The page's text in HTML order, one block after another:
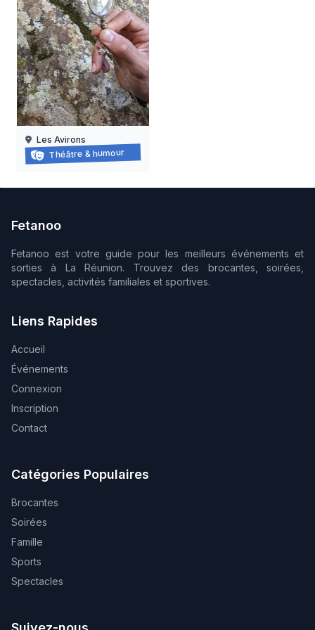
Balade-spectacle au tévelave
27/06/2026 au
Les Avirons
Théâtre & humour
Fetanoo
Fetanoo est votre guide pour les meilleurs événements et
sorties à La Réunion. Trouvez des brocantes, soirées,
spectacles, activités familiales et sportives.
Liens Rapides
Accueil
Événements
Connexion
Inscription
Contact
Catégories Populaires
Brocantes
Soirées
Famille
Sports
Spectacles